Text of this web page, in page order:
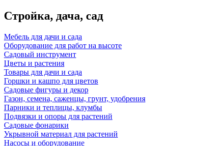
Стройка, дача, сад
Мебель для дачи и сада
Оборудование для работ на высоте
Садовый инструмент
Цветы и растения
Товары для дачи и сада
Горшки и кашпо для цветов
Садовые фигуры и декор
Газон, семена, саженцы, грунт, удобрения
Парники и теплицы, клумбы
Подвязки и опоры для растений
Садовые фонарики
Укрывной материал для растений
Насосы и оборудование